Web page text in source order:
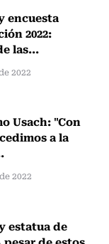
encuesta
2022:
las...
2022
Usach: "Con
a la
2022
estatua de